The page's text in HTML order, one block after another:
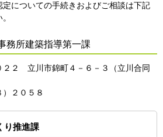
についての手続きおよびご相談は下記
務所建築指導第一課
２２ 立川市錦町４－６－３（立川合同
）２０５８
推進課